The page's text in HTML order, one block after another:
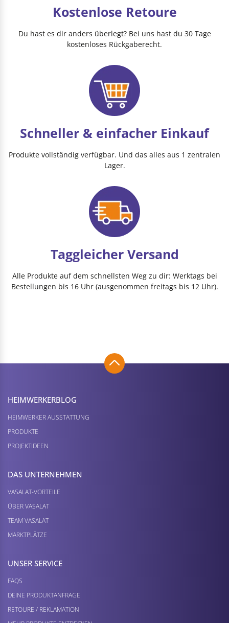
Kostenlose Retoure
Du hast es dir anders überlegt? Bei uns hast du 30 Tage
kostenloses Rückgaberecht.
Schneller & einfacher Einkauf
Produkte vollständig verfügbar. Und das alles aus 1 zentralen
Lager.
Taggleicher Versand
Alle Produkte auf dem schnellsten Weg zu dir: Werktags bei
Bestellungen bis 16 Uhr (ausgenommen freitags bis 12 Uhr).
HEIMWERKER­BLOG
HEIMWERKER AUSSTATTUNG
PRODUKTE
PROJEKTIDEEN
DAS UNTERNEHMEN
VASALAT-VORTEILE
ÜBER VASALAT
TEAM VASALAT
MARKTPLÄTZE
UNSER SERVICE
FAQS
DEINE PRODUKTANFRAGE
RETOURE / REKLAMATION